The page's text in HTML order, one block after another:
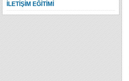
İLETİŞİM EĞİTİMİ